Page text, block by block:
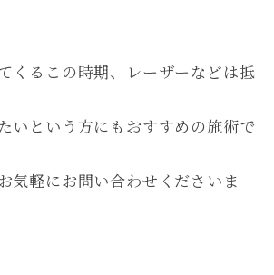
くるこの時期、レーザーなどは抵
いという方にもおすすめの施術で
気軽にお問い合わせくださいま